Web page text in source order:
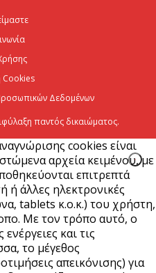
στα έσοδα από
του 2026
Cookies
Δεδομένων
παντός δικαιώματος.
cookies είναι
αρχεία κειμένου, με
επιτρεπτά
ή άλλες ηλεκτρονικές
tablets κ.ο.κ.) του χρήστη,
Με τον τρόπο αυτό, ο
και τις
το μέγεθος
απεικόνισης) για